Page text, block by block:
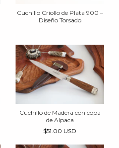
Cuchillo Criollo de Plata 900 –
Diseño Torsado
Cuchillo de Madera con copa
de Alpaca
$51.00 USD